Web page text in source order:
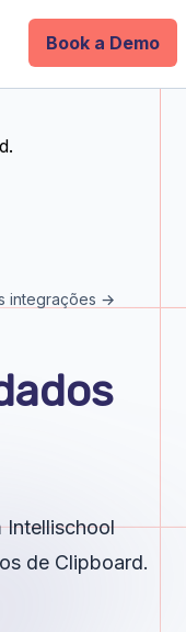
Book a Demo
integrações →
Intellischool
de Clipboard.